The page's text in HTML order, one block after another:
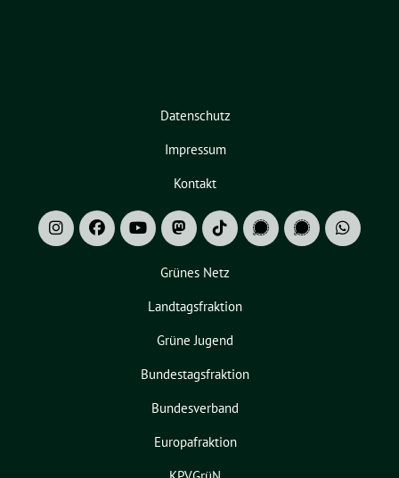
Datenschutz
Impressum
Kontakt
Grünes Netz
Landtagsfraktion
Grüne Jugend
Bundestagsfraktion
Bundesverband
Europafraktion